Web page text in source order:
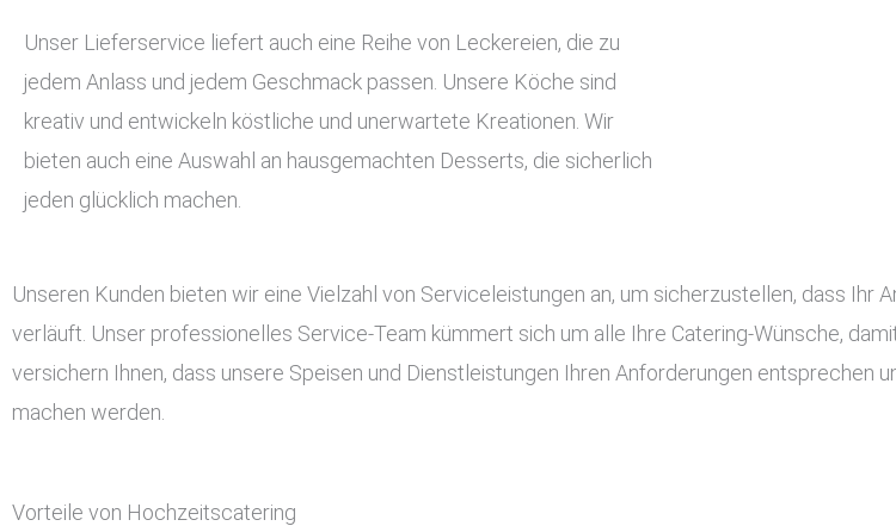
Unser Lieferservice liefert auch eine Reihe von Leckereien, die zu
jedem Anlass und jedem Geschmack passen. Unsere Köche sind
kreativ und entwickeln köstliche und unerwartete Kreationen. Wir
bieten auch eine Auswahl an hausgemachten Desserts, die sicherlich
jeden glücklich machen.
Unseren Kunden bieten wir eine Vielzahl von Serviceleistungen an, um sicherzustellen, dass Ihr
verläuft. Unser professionelles Service-Team kümmert sich um alle Ihre Catering-Wünsche,
versichern Ihnen, dass unsere Speisen und Dienstleistungen Ihren Anforderungen entsprechen
machen werden.
Vorteile von Hochzeitscatering